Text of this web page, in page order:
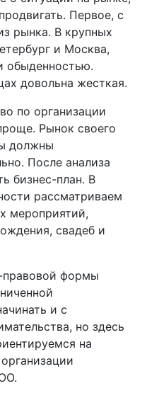
Первое, с
рынка. В крупных
и Москва,
обыденностью.
довольна жесткая.
по организации
Рынок своего
должны
После анализа
бизнес-план. В
рассматриваем
мероприятий,
свадеб и
правовой формы
и с
но здесь
на